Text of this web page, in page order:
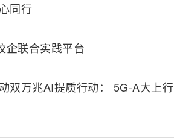
同行
企联合实践平台
双万兆AI提质行动： 5G-A大上行